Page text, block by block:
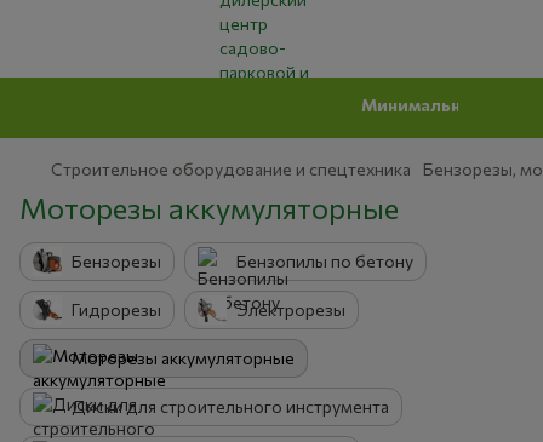
Минимальная сумма
Строительное оборудование и спецтехника Бензорезы,
Моторезы аккумуляторные
Бензорезы Бензопилы по бетону
Гидрорезы Электрорезы
Моторезы аккумуляторные
Диски для строительного инструмента